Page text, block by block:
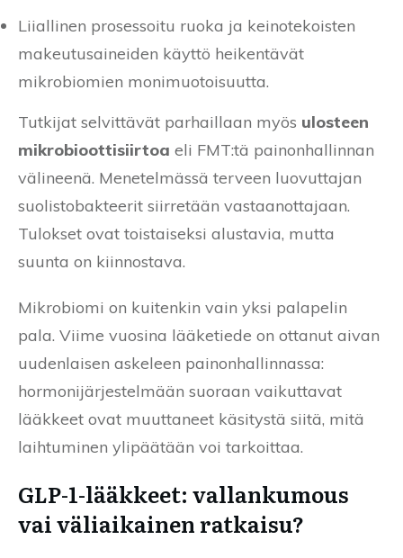
Liiallinen prosessoitu ruoka ja keinotekoisten
makeutusaineiden käyttö heikentävät
mikrobiomien monimuotoisuutta.
Tutkijat selvittävät parhaillaan myös ulosteen
mikrobioottisiirtoa eli FMT:tä painonhallinnan
välineenä. Menetelmässä terveen luovuttajan
suolistobakteerit siirretään vastaanottajaan.
Tulokset ovat toistaiseksi alustavia, mutta
suunta on kiinnostava.
Mikrobiomi on kuitenkin vain yksi palapelin
pala. Viime vuosina lääketiede on ottanut aivan
uudenlaisen askeleen painonhallinnassa:
hormonijärjestelmään suoraan vaikuttavat
lääkkeet ovat muuttaneet käsitystä siitä, mitä
laihtuminen ylipäätään voi tarkoittaa.
GLP-1-lääkkeet: vallankumous
vai väliaikainen ratkaisu?